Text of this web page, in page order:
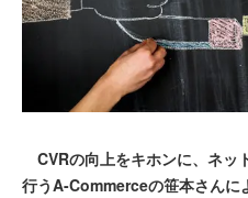
CVRの向上をキホンに、ネッ
行うA-Commerceの笹本さんに